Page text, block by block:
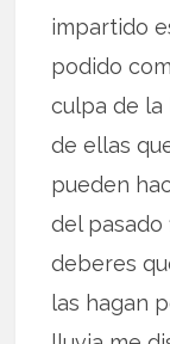
impartido
podido
culpa de la
de ellas
pueden
del pasado
deberes
las hagan